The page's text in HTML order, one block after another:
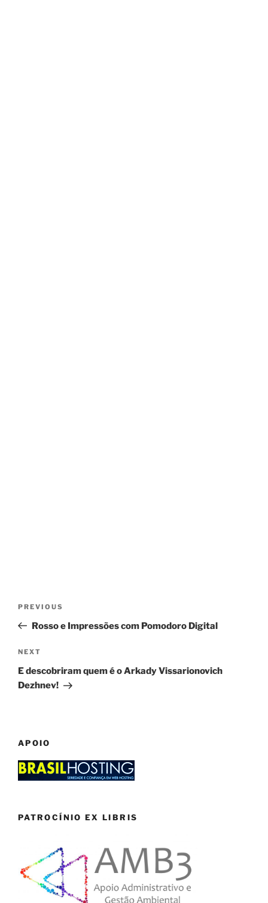
Previous
Post
PREVIOUS
Rosso e Impressões com Pomodoro Digital
Next
Post
NEXT
E descobriram quem é o Arkady Vissarionovich
Dezhnev!
APOIO
PATROCÍNIO EX LIBRIS